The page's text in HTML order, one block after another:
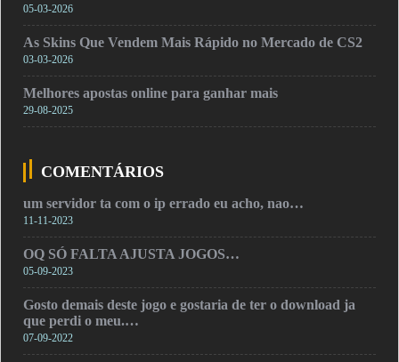
05-03-2026
As Skins Que Vendem Mais Rápido no Mercado de CS2
03-03-2026
Melhores apostas online para ganhar mais
29-08-2025
COMENTÁRIOS
um servidor ta com o ip errado eu acho, nao…
11-11-2023
OQ SÓ FALTA AJUSTA JOGOS…
05-09-2023
Gosto demais deste jogo e gostaria de ter o download ja
que perdi o meu.…
07-09-2022